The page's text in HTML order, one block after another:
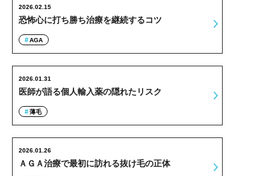
恐怖心に打ち勝ち治療を継続するコツ
2026.02.15
AGA
医師が語る個人輸入薬の隠れたリスク
2026.01.31
薄毛
ＡＧＡ治療で最初に訪れる抜け毛の正体
2026.01.26